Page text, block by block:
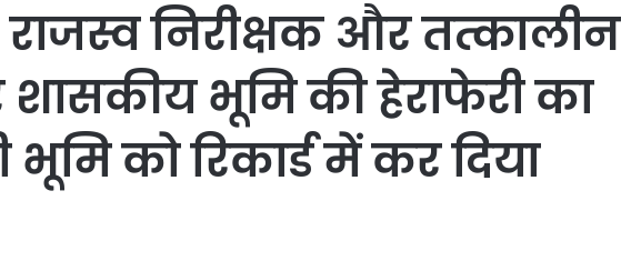
राजस्व निरीक्षक और तत्कालीन
शासकीय भूमि की हेराफेरी का
को रिकार्ड में कर दिया